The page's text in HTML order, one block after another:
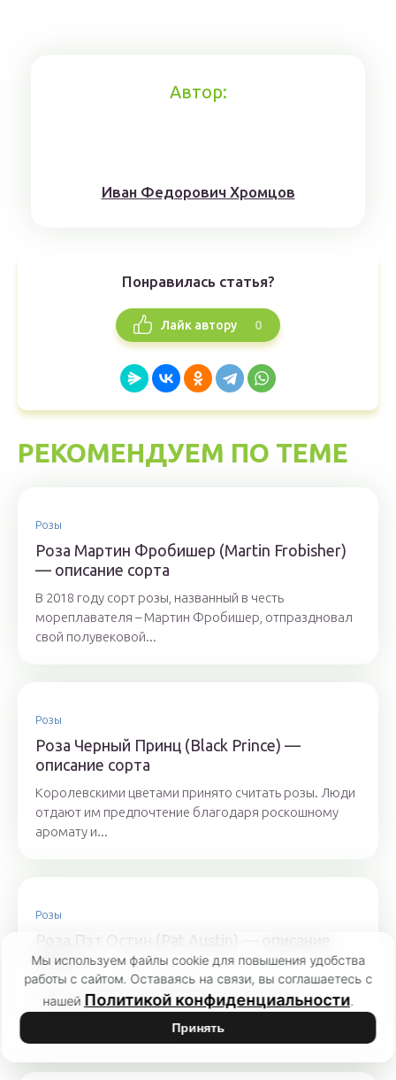
Автор:
Иван Федорович Хромцов
Понравилась статья?
Лайк автору 0
РЕКОМЕНДУЕМ ПО ТЕМЕ
Розы
Роза Мартин Фробишер (Martin Frobisher)
— описание сорта
В 2018 году сорт розы, названный в честь
мореплавателя – Мартин Фробишер, отпраздновал
свой полувековой...
Розы
Роза Черный Принц (Black Prince) —
описание сорта
Королевскими цветами принято считать розы. Люди
отдают им предпочтение благодаря роскошному
аромату и...
Розы
Роза Пэт Остин (Pat Austin) — описание
сорта
Розы селекционера Дэвида Остина похожи на
старинные сорта, но отличаются большей
устойчивостью и почти...
Мы используем файлы cookie для повышения удобства
работы с сайтом. Оставаясь на связи, вы соглашаетесь с
нашей Политикой конфиденциальности.
Принять